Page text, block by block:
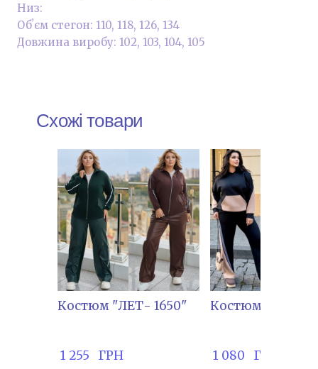
Низ:
Обʼєм стегон: 110, 118, 126, 134
Довжина виробу: 102, 103, 104, 105
Схожі товари
Костюм "ЛЕТ- 1650"
1 255   ГРН
Костюм "МАЖ-
1 080   ГРН